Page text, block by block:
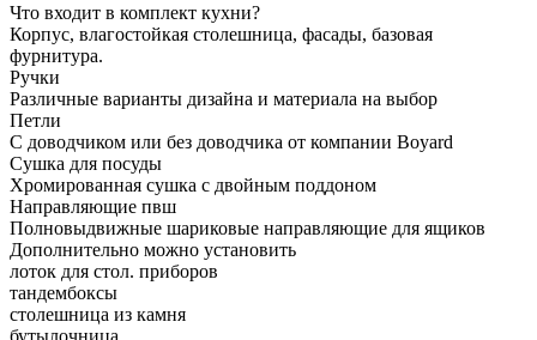
Что входит в комплект кухни?
Корпус, влагостойкая столешница, фасады, базовая
фурнитура.
Ручки
Различные варианты дизайна и материала на выбор
Петли
С доводчиком или без доводчика от компании Boyard
Сушка для посуды
Хромированная сушка с двойным поддоном
Направляющие пвш
Полновыдвижные шариковые направляющие для ящиков
Дополнительно можно установить
лоток для стол. приборов
тандембоксы
столешница из камня
бутылочница